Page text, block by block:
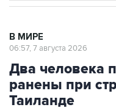
В МИРЕ
06:57, 7 августа 2026
Два человека
ранены при
Таиланде